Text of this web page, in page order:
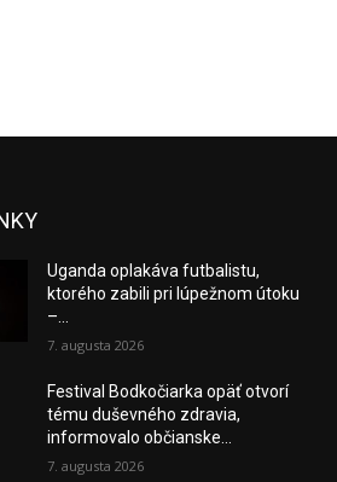
Uganda oplakáva futbalistu,
ktorého zabili pri lúpežnom útoku
–...
7. augusta 2026
Festival Bodkočiarka opäť otvorí
tému duševného zdravia,
informovalo občianske...
7. augusta 2026